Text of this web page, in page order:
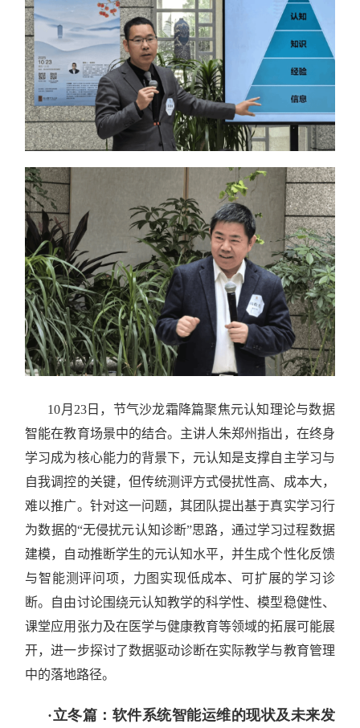
10月23日，节气沙龙霜降篇聚焦元认知理论与数据
智能在教育场景中的结合。主讲人朱郑州指出，在终身
学习成为核心能力的背景下，元认知是支撑自主学习与
自我调控的关键，但传统测评方式侵扰性高、成本大，
难以推广。针对这一问题，其团队提出基于真实学习行
为数据的“无侵扰元认知诊断”思路，通过学习过程数据
建模，自动推断学生的元认知水平，并生成个性化反馈
与智能测评问项，力图实现低成本、可扩展的学习诊
断。自由讨论围绕元认知教学的科学性、模型稳健性、
课堂应用张力及在医学与健康教育等领域的拓展可能展
开，进一步探讨了数据驱动诊断在实际教学与教育管理
中的落地路径。
·立冬篇：软件系统智能运维的现状及未来发